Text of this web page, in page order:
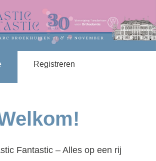
Tarieven en accreditatie
Registreren
Fantastic – Alles op een rij